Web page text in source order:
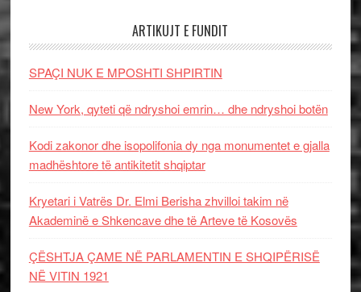
ARTIKUJT E FUNDIT
SPAÇI NUK E MPOSHTI SHPIRTIN
New York, qyteti që ndryshoi emrin… dhe ndryshoi botën
Kodi zakonor dhe isopolifonia dy nga monumentet e gjalla
madhështore të antikitetit shqiptar
Kryetari i Vatrës Dr. Elmi Berisha zhvilloi takim në
Akademinë e Shkencave dhe të Arteve të Kosovës
ÇËSHTJA ÇAME NË PARLAMENTIN E SHQIPËRISË
NË VITIN 1921